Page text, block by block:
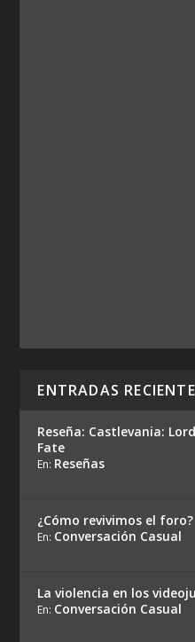
ENTRADAS
Reseña: Castlevania:
Fate
En: Reseñas
¿Cómo revivimos el foro?
En: Conversación Casual
La violencia en los
En: Conversación Casual